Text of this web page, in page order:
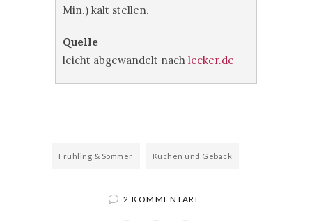
Min.) kalt stellen.
Quelle
leicht abgewandelt nach lecker.de
Frühling & Sommer Kuchen und Gebäck
2 KOMMENTARE